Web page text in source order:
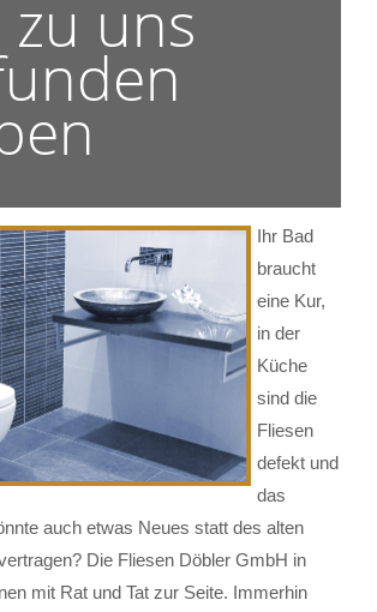
zu uns
Ihr Bad
braucht
eine Kur,
in der
Küche
sind die
Fliesen
defekt und
das
auch etwas Neues statt des alten
Die Fliesen Döbler GmbH in
mit Rat und Tat zur Seite. Immerhin